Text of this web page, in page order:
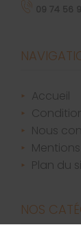
09 74 56
accueil
nous
plan du
NOS